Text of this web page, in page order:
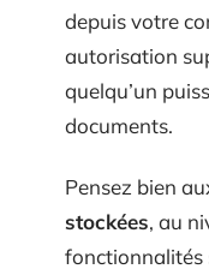
depuis votre
autorisation
quelqu’un
documents.
Pensez bien
stockées, au
fonctionnalités